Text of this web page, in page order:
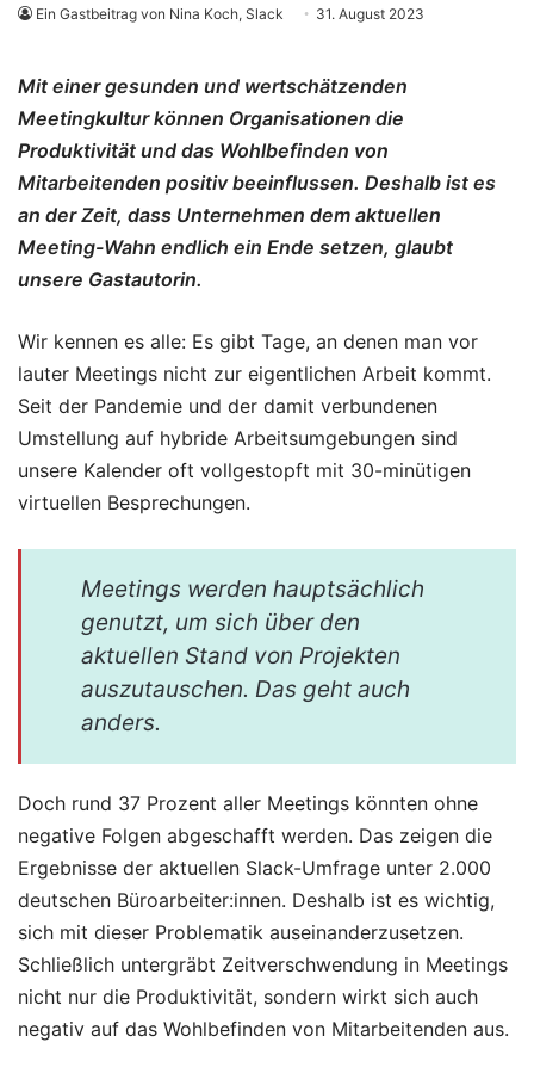
Ein Gastbeitrag von Nina Koch, Slack 31. August 2023
Mit einer gesunden und wertschätzenden
Meetingkultur können Organisationen die
Produktivität und das Wohlbefinden von
Mitarbeitenden positiv beeinflussen. Deshalb ist es
an der Zeit, dass Unternehmen dem aktuellen
Meeting-Wahn endlich ein Ende setzen, glaubt
unsere Gastautorin.
Wir kennen es alle: Es gibt Tage, an denen man vor
lauter Meetings nicht zur eigentlichen Arbeit kommt.
Seit der Pandemie und der damit verbundenen
Umstellung auf hybride Arbeitsumgebungen sind
unsere Kalender oft vollgestopft mit 30-minütigen
virtuellen Besprechungen.
Meetings werden hauptsächlich
genutzt, um sich über den
aktuellen Stand von Projekten
auszutauschen. Das geht auch
anders.
Doch rund 37 Prozent aller Meetings könnten ohne
negative Folgen abgeschafft werden. Das zeigen die
Ergebnisse der aktuellen Slack-Umfrage unter 2.000
deutschen Büroarbeiter:innen. Deshalb ist es wichtig,
sich mit dieser Problematik auseinanderzusetzen.
Schließlich untergräbt Zeitverschwendung in Meetings
nicht nur die Produktivität, sondern wirkt sich auch
negativ auf das Wohlbefinden von Mitarbeitenden aus.